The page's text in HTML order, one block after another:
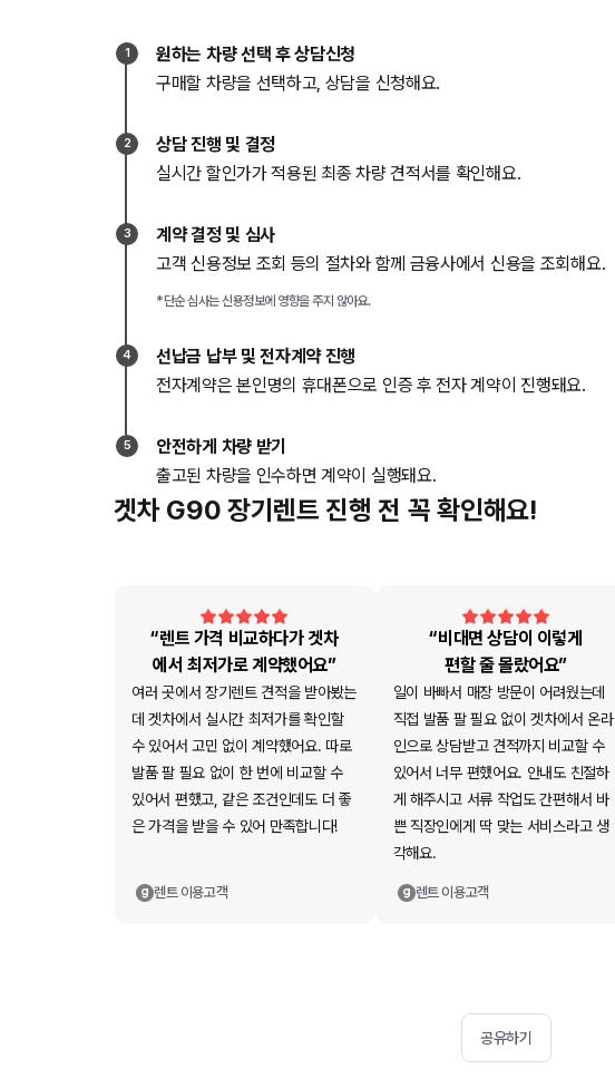
1
원하는 차량 선택 후 상담신청
구매할 차량을 선택하고, 상담을 신청해요.
2
상담 진행 및 결정
실시간 할인가가 적용된 최종 차량 견적서를 확인해요.
3
계약 결정 및 심사
고객 신용정보 조회 등의 절차와 함께 금융사에서 신용을 조회해요.
*단순 심사는 신용정보에 영향을 주지 않아요.
4
선납금 납부 및 전자계약 진행
전자계약은 본인명의 휴대폰으로 인증 후 전자 계약이 진행돼요.
5
안전하게 차량 받기
출고된 차량을 인수하면 계약이 실행돼요.
겟차 G90 장기렌트 진행 전 꼭 확인해요!
“렌트 가격 비교하다가 겟차
에서 최저가로 계약했어요”
여러 곳에서 장기렌트 견적을 받아봤는
데 겟차에서 실시간 최저가를 확인할
수 있어서 고민 없이 계약했어요. 따로
발품 팔 필요 없이 한 번에 비교할 수
있어서 편했고, 같은 조건인데도 더 좋
은 가격을 받을 수 있어 만족합니다!
렌트 이용고객
“비대면 상담이 이렇게
편할 줄 몰랐어요”
일이 바빠서 매장 방문이 어려웠는데
직접 발품 팔 필요 없이 겟차에서 온라
인으로 상담받고 견적까지 비교할 수
있어서 너무 편했어요. 안내도 친절하
게 해주시고 서류 작업도 간편해서 바
쁜 직장인에게 딱 맞는 서비스라고 생
각해요.
렌트 이용고객
공유하기